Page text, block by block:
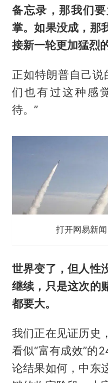
备忘录，那我们
掌。如果没成，那
接新一轮更加猛烈
正如特朗普自己说
们也有过这种感
待。”
打开网易新
世界变了，但人性
继续，只是这次的
都要大。
我们正在见证历史
看似“富有成效”的
论结果如何，中东